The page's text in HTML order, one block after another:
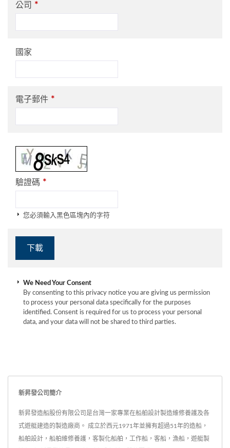
公司 *
國家
電子郵件 *
驗證碼 *
您必須輸入黑色區塊內的字符
We Need Your Consent
By consenting to this privacy notice you are giving us permission
to process your personal data specifically for the purposes
identified. Consent is required for us to process your personal
data, and your data will not be shared to third parties.
新昇發公司簡介
新昇發造船股份有限公司是台灣一家專業在船舶設計製造維修養護及各
式遊艇建造的製造廠商。 成立於西元1971年並擁有超過51年的造船，
船舶設計，船舶維修養護，客製化船舶，工作船，客船，漁船，遊艇製